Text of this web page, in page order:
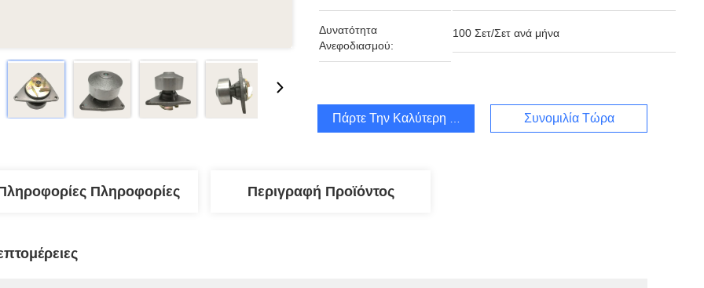
Δυνατότητα
Ανεφοδιασμού:
100 Σετ/Σετ ανά μήνα
Πάρτε Την Καλύτερη Τιμή Συνομιλία Τώρα
Πληροφορίες Περιγραφή Προϊόντος